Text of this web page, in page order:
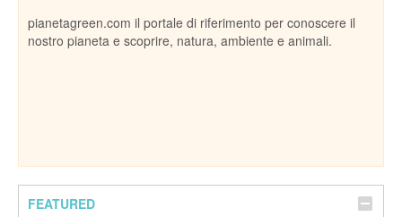
il portale di riferimento per conoscere il
pianeta e scoprire, natura, ambiente e animali.
FEATURED